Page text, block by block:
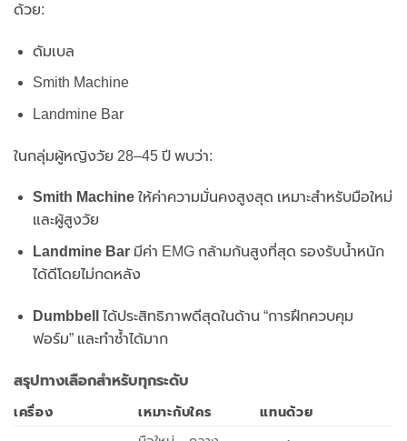
ด้วย:
ดัมเบล
Smith Machine
Landmine Bar
ในกลุ่มผู้หญิงวัย 28–45 ปี พบว่า:
Smith Machineให้ค่าความมั่นคงสูงสุด เหมาะสำหรับมือใหม่
และผู้สูงวัย
Landmine Barมีค่า EMG กล้ามก้นสูงที่สุด รองรับน้ำหนัก
ได้ดีโดยไม่กดหลัง
Dumbbell
ได้ประสิทธิภาพดีสุดในด้าน “การฝึกควบคุม
ฟอร์ม” และทำซ้ำได้มาก
สรุปทางเลือกสำหรับทุกระดับ
เครื่อง เหมาะกับใคร แทนด้วย